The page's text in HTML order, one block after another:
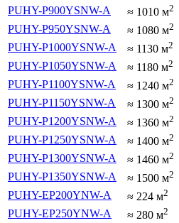
PUHY-P900YSNW-A
≈ 1010 м2
PUHY-P950YSNW-A
≈ 1080 м2
PUHY-P1000YSNW-A
≈ 1130 м2
PUHY-P1050YSNW-A
≈ 1180 м2
PUHY-P1100YSNW-A
≈ 1240 м2
PUHY-P1150YSNW-A
≈ 1300 м2
PUHY-P1200YSNW-A
≈ 1360 м2
PUHY-P1250YSNW-A
≈ 1400 м2
PUHY-P1300YSNW-A
≈ 1460 м2
PUHY-P1350YSNW-A
≈ 1500 м2
PUHY-EP200YNW-A
≈ 224 м2
PUHY-EP250YNW-A
≈ 280 м2